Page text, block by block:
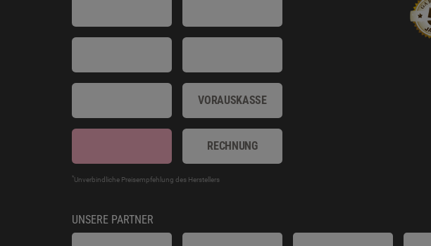
VORAUSKASSE
RECHNUNG
*Unverbindliche Preisempfehlung des Herstellers
UNSERE PARTNER